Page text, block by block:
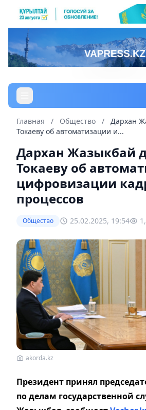
Главная / Общество /
Дархан
Токаеву об автоматизации и...
Дархан Жазыкбай
Токаеву об
цифровизации
процессов
Общество 25.02.2025, 19:54
akorda.kz
Президент принял
по делам государственной